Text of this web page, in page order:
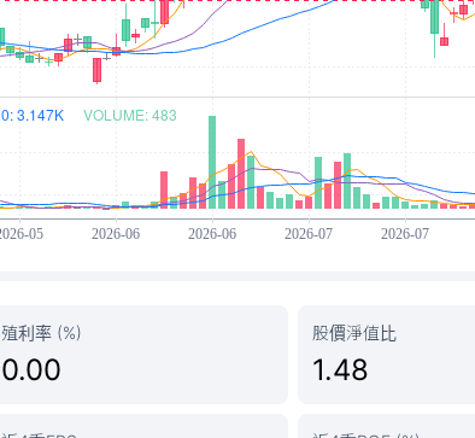
殖利率 (%)
0.00
股價淨值比
1.48